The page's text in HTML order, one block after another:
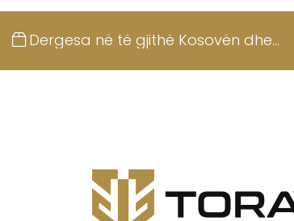
Dergesa në të gjithë Kosovën dhe